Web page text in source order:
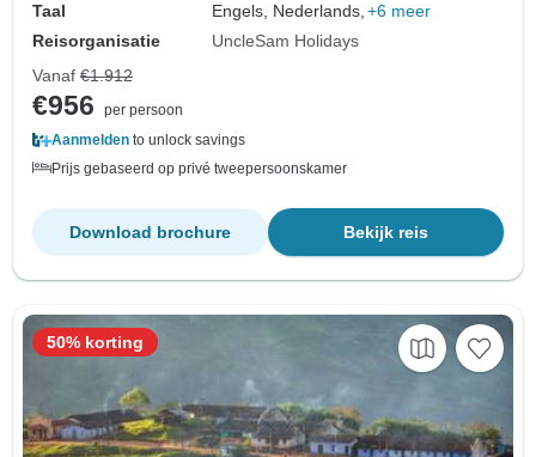
Taal
Engels, Nederlands, +6 meer
Reisorganisatie
UncleSam Holidays
Vanaf €1.912
€956
per persoon
Aanmelden to unlock savings
Prijs gebaseerd op privé tweepersoonskamer
Bekijk reis
Download brochure
50% korting